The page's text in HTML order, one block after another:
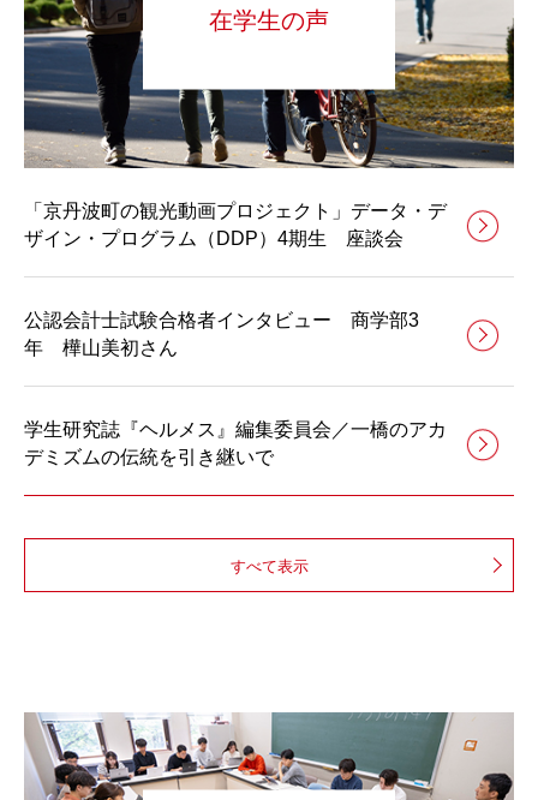
在学生の声
「京丹波町の観光動画プロジェクト」データ・デ
ザイン・プログラム（DDP）4期生 座談会
公認会計士試験合格者インタビュー 商学部3
年 樺山美初さん
学生研究誌『ヘルメス』編集委員会／一橋のアカ
デミズムの伝統を引き継いで
すべて表示